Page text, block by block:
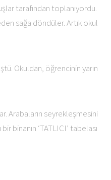
tarafından toplanıyordu.
sağa döndüler. Artık okul
Okuldan, öğrencinin yarın
Arabaların seyrekleşmesini
binanın ‘TATLICI’ tabelası